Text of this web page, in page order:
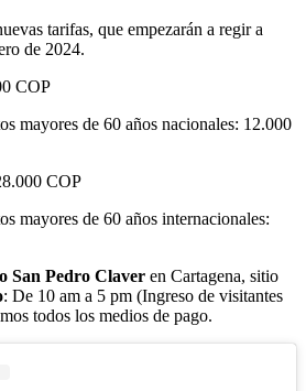
tarifas, que empezarán a regir a
de 2024.
COP
mayores de 60 años nacionales: 12.000
COP
mayores de 60 años internacionales:
San Pedro Claver en Cartagena, sitio
: De 10 am a 5 pm (Ingreso de visitantes
todos los medios de pago.